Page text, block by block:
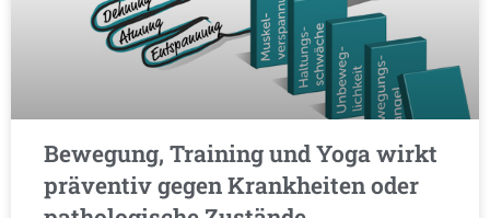
Bewegung, Training und Yoga wirkt
präventiv gegen Krankheiten oder